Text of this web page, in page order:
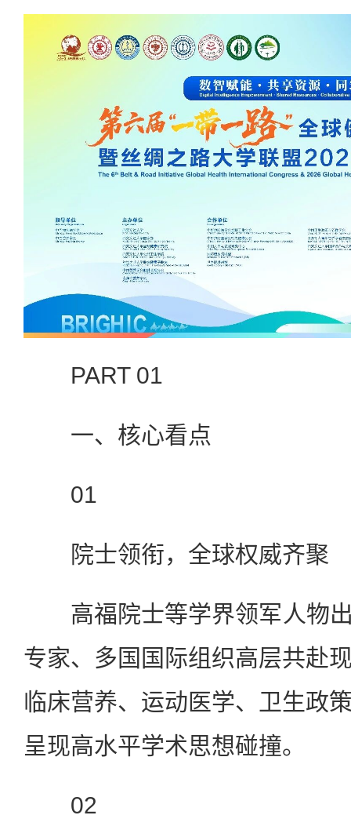
PART 01
一、核心看点
01
院士领衔，全球权威齐聚
高福院士等学界领军人物出
专家、多国国际组织高层共赴
临床营养、运动医学、卫生政
呈现高水平学术思想碰撞。
02